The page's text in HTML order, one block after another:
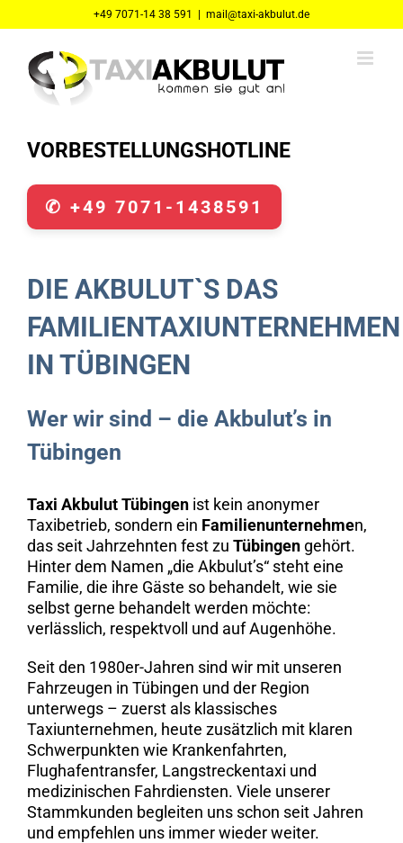
Inhalt
springen
+49 7071-14 38 591 mail@taxi-akbulut.de
VORBESTELLUNGSHOTLINE
✆ +49 7071-1438591
DIE AKBULUT`S DAS
FAMILIENTAXIUNTERNEHMEN
IN TÜBINGEN
Wer wir sind – die Akbulut’s in
Tübingen
Taxi Akbulut Tübingen ist kein anonymer
Taxibetrieb, sondern ein Familienunternehmen,
das seit Jahrzehnten fest zu Tübingen gehört.
Hinter dem Namen „die Akbulut’s“ steht eine
Familie, die ihre Gäste so behandelt, wie sie
selbst gerne behandelt werden möchte:
verlässlich, respektvoll und auf Augenhöhe.
Seit den 1980er-Jahren sind wir mit unseren
Fahrzeugen in Tübingen und der Region
unterwegs – zuerst als klassisches
Taxiunternehmen, heute zusätzlich mit klaren
Schwerpunkten wie Krankenfahrten,
Flughafentransfer, Langstreckentaxi und
medizinischen Fahrdiensten. Viele unserer
Stammkunden begleiten uns schon seit Jahren
und empfehlen uns immer wieder weiter.